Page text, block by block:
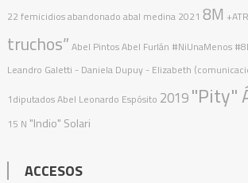
22 femicidiosabandonado abal medina 2021 8M +ATR
truchos” Abel PintosAbel Furlán #NiUnaMenos
Leandro Galetti - Daniela Dupuy - Elizabeth
1diputadosAbel Leonardo Espósito 2019"Pity"
15 N "Indio" Solari
ACCESOS